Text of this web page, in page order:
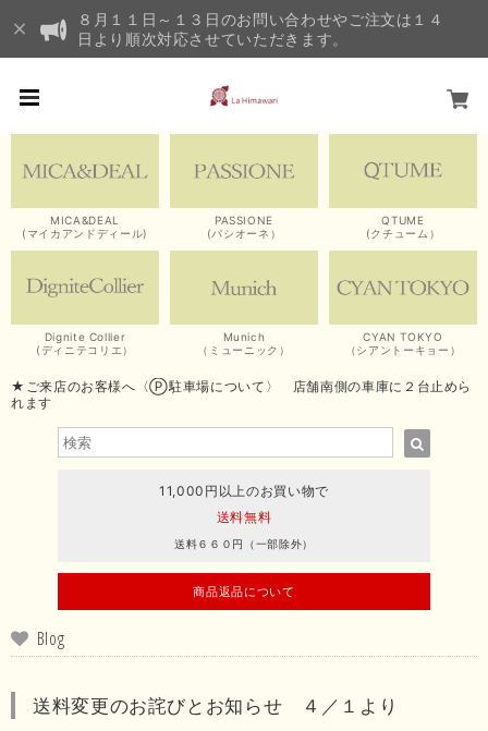
８月１１日～１３日のお問い合わせやご注文は１４
日より順次対応させていただきます。
MICA&DEAL
(マイカアンドディール)
PASSIONE
(パシオーネ）
QTUME
(クチューム）
Dignite Collier
(ディニテコリエ）
Munich
（ミューニック）
CYAN TOKYO
（シアントーキョー）
★ご来店のお客様へ〈Ⓟ駐車場について〉 店舗南側の車庫に２台止めら
れます
11,000円以上のお買い物で
送料無料
送料６６０円（一部除外）
商品返品について
Blog
送料変更のお詫びとお知らせ ４／１より